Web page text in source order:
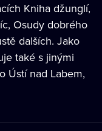
Kniha džunglí,
Osudy dobrého
dalších. Jako
také s jinými
Ústí nad Labem,